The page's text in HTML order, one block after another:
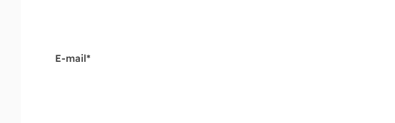
E-mail*